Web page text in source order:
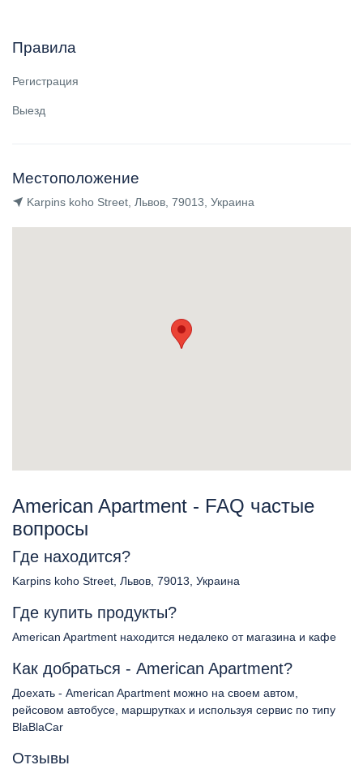
Правила
Регистрация
Выезд
Местоположение
Karpins koho Street, Львов, 79013, Украина
American Apartment - FAQ частые
вопросы
Где находится?
Karpins koho Street, Львов, 79013, Украина
Где купить продукты?
American Apartment находится недалеко от магазина и кафе
Как добраться - American Apartment?
Доехать - American Apartment можно на своем автом,
рейсовом автобусе, маршрутках и используя сервис по типу
BlaBlaCar
Отзывы